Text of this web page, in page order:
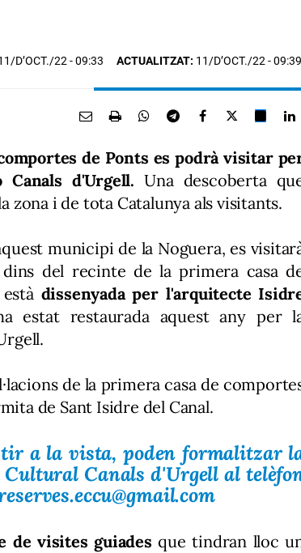
D’OCT./22 - 09:33 ACTUALITZAT: 11/D’OCT./22 - 09:39
de Ponts es podrà visitar
Canals d'Urgell.Una descoberta
i de tota Catalunya als visitants.
municipi de la Noguera, es
dins del recinte de la primera casa
dissenyada per l'arquitecte
estat restaurada aquest any per
de la primera casa de
de Sant Isidre del Canal.
a la vista, poden formalitzar
Canals d'Urgell al
de visites guiades que tindran lloc